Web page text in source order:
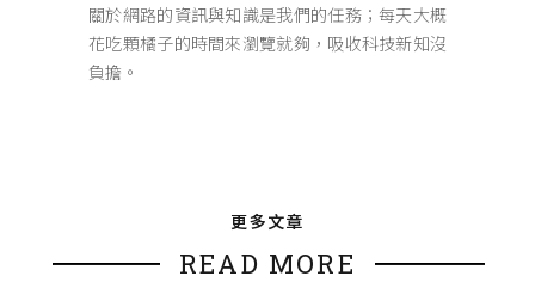
關於網路的資訊與知識是我們的任務；每天大概
花吃顆橘子的時間來瀏覽就夠，吸收科技新知沒
負擔。
更多文章
READ MORE